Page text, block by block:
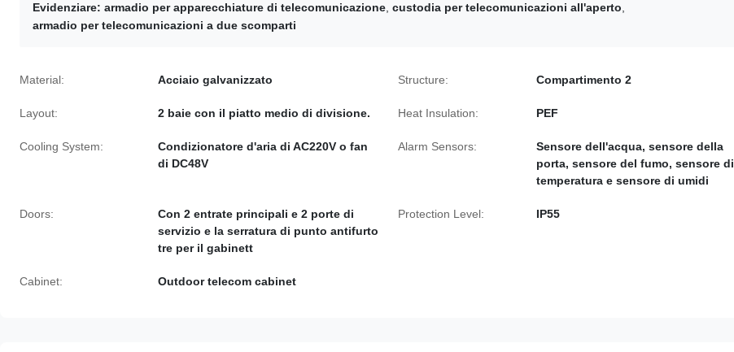
Evidenziare: armadio per apparecchiature di telecomunicazione custodia per telecomunicazioni all'aperto
armadio per telecomunicazioni a due scomparti
Material: Acciaio galvanizzato Structure: Compartimento 2
Layout: 2 baie con il piatto medio di divisione. Heat Insulation: PEF
Cooling System:
Condizionatore d'aria di AC220V o fan
di DC48V
Alarm Sensors:
Sensore dell'acqua, sensore della
porta, sensore del fumo, sensore di
temperatura e sensore di umidi
Doors:
Con 2 entrate principali e 2 porte di
servizio e la serratura di punto antifurto
tre per il gabinett
Protection Level: IP55
Cabinet: Outdoor telecom cabinet